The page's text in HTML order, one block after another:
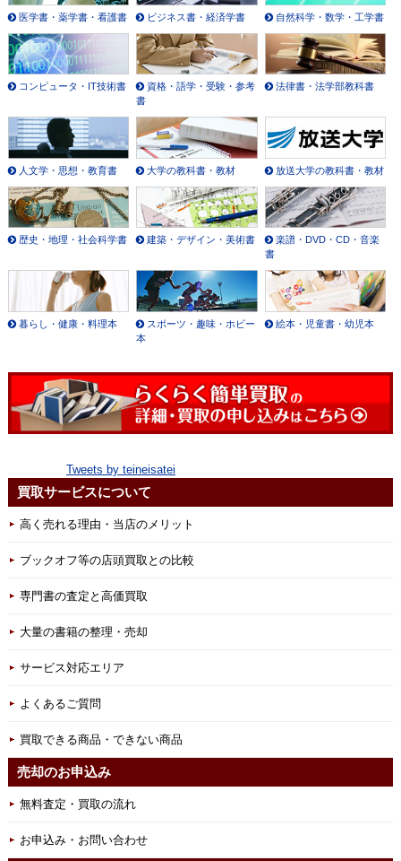
医学書・薬学書・看護書 ビジネス書・経済学書 自然科学・数学・工学書
コンピュータ・IT技術書
資格・語学・受験・参考
書
法律書・法学部教科書
人文学・思想・教育書 大学の教科書・教材 放送大学の教科書・教材
歴史・地理・社会科学書 建築・デザイン・美術書
楽譜・DVD・CD・音楽
書
暮らし・健康・料理本
スポーツ・趣味・ホビー
本
絵本・児童書・幼児本
Tweets by teineisatei
買取サービスについて
高く売れる理由・当店のメリット
ブックオフ等の店頭買取との比較
専門書の査定と高価買取
大量の書籍の整理・売却
サービス対応エリア
よくあるご質問
買取できる商品・できない商品
売却のお申込み
無料査定・買取の流れ
お申込み・お問い合わせ